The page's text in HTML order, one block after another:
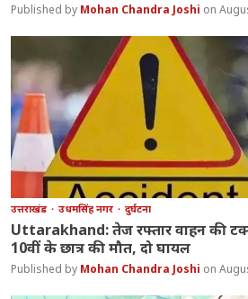
Mohan Chandra Joshi
उत्तराखंड उधमसिंह नगर दुर्घटना
Uttarakhand: तेज रफ्तार वाहन की
10वीं के छात्र की मौत, दो घायल
Mohan Chandra Joshi